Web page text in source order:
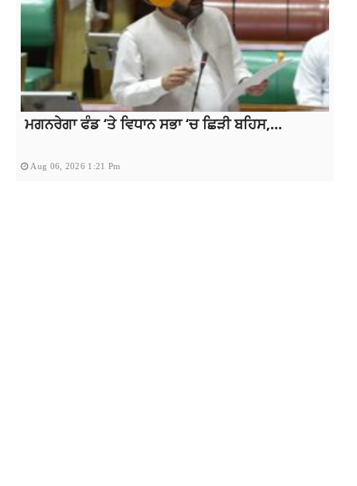
ਮਗਨਰੇਗਾ ਫੰਡ ‘ਤੇ ਵਿਧਾਨ ਸਭਾ ‘ਚ ਛਿੜੀ ਬਹਿਸ,...
Aug 06, 2026 1:21 Pm